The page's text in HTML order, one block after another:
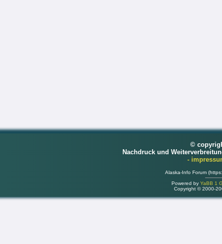
©
Nachdruck und
-
Alaska-Info Forum
Powered by YaBB 1
Copyright © 2000-